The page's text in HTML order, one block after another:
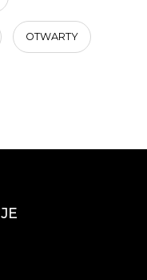
OTWARTY